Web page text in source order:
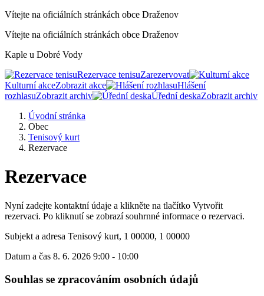
Vítejte na oficiálních stránkách obce Draženov
Vítejte na oficiálních stránkách obce Draženov
Kaple u Dobré Vody
Rezervace tenisuZarezervovat
Kulturní akceZobrazit akce
Hlášení
rozhlasuZobrazit archiv Úřední deskaZobrazit archiv
Úvodní stránka
Obec
Tenisový kurt
Rezervace
Rezervace
Nyní zadejte kontaktní údaje a klikněte na tlačítko Vytvořit
rezervaci. Po kliknutí se zobrazí souhrnné informace o rezervaci.
Subjekt a adresa Tenisový kurt, 1 00000, 1 00000
Datum a čas 8. 6. 2026 9:00 - 10:00
Souhlas se zpracováním osobních údajů